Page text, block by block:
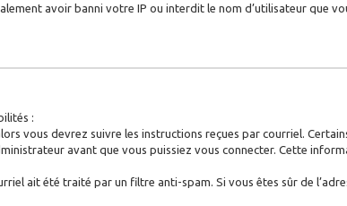
avoir banni votre IP ou interdit le nom d’utilisateur que
:
vous devrez suivre les instructions reçues par courriel.
avant que vous puissiez vous connecter. Cette
ait été traité par un filtre anti-spam. Si vous êtes sûr de